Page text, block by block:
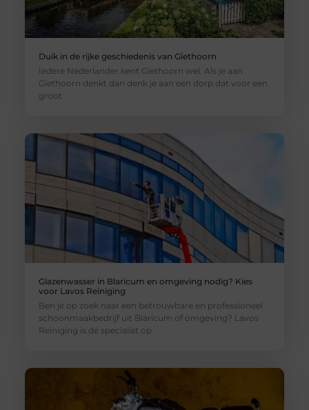
Duik in de rijke geschiedenis van Giethoorn
Iedere Nederlander kent Giethoorn wel. Als je aan
Giethoorn denkt dan denk je aan een dorp dat voor een
groot
Glazenwasser in Blaricum en omgeving nodig? Kies
voor Lavos Reiniging
Ben je op zoek naar een betrouwbare en professioneel
schoonmaakbedrijf uit Blaricum of omgeving? Lavos
Reiniging is dé specialist op